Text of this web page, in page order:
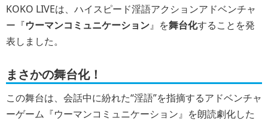
KOKO LIVEは、ハイスピード淫語アクションアドベンチャ
ー『ウーマンコミュニケーション』を舞台化することを発
表しました。
まさかの舞台化！
この舞台は、会話中に紛れた“淫語”を指摘するアドベンチャ
ーゲーム『ウーマンコミュニケーション』を朗読劇化した